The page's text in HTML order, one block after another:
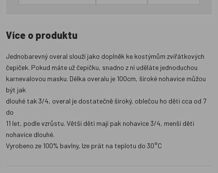
Více o produktu
Jednobarevný overal slouží jako doplněk ke kostýmům zvířátkových
čepiček. Pokud máte už čepičku, snadno z ní uděláte jednoduchou
karnevalovou masku. Délka overalu je 100cm, široké nohavice můžou
být jak
dlouhé tak 3/4, overal je dostatečně široký, oblečou ho děti cca od 7
do
11 let, podle vzrůstu. Větší děti mají pak nohavice 3/4, menší děti
nohavice dlouhé.
Vyrobeno ze 100% bavlny, lze prát na teplotu do 30°C